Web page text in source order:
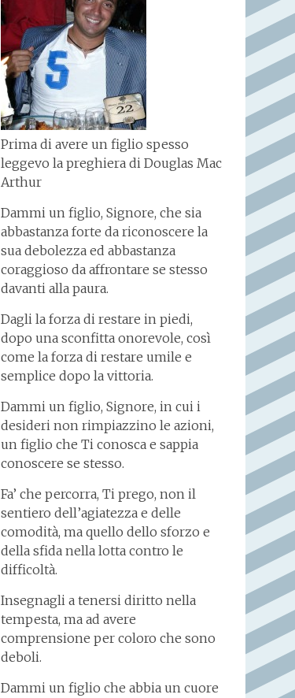
Prima di avere un figlio spesso
leggevo la preghiera di Douglas Mac
Arthur
Dammi un figlio, Signore, che sia
abbastanza forte da riconoscere la
sua debolezza ed abbastanza
coraggioso da affrontare se stesso
davanti alla paura.
Dagli la forza di restare in piedi,
dopo una sconfitta onorevole, così
come la forza di restare umile e
semplice dopo la vittoria.
Dammi un figlio, Signore, in cui i
desideri non rimpiazzino le azioni,
un figlio che Ti conosca e sappia
conoscere se stesso.
Fa’ che percorra, Ti prego, non il
sentiero dell’agiatezza e delle
comodità, ma quello dello sforzo e
della sfida nella lotta contro le
difficoltà.
Insegnagli a tenersi diritto nella
tempesta, ma ad avere
comprensione per coloro che sono
deboli.
Dammi un figlio che abbia un cuore